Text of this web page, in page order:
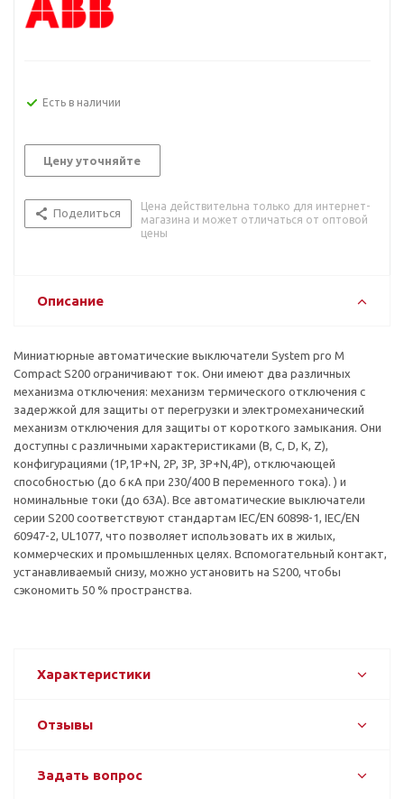
Есть в наличии
Цену уточняйте
Поделиться
Цена действительна только для интернет-
магазина и может отличаться от оптовой
цены
Описание
Миниатюрные автоматические выключатели System pro M
Compact S200 ограничивают ток. Они имеют два различных
механизма отключения: механизм термического отключения с
задержкой для защиты от перегрузки и электромеханический
механизм отключения для защиты от короткого замыкания. Они
доступны с различными характеристиками (B, C, D, K, Z),
конфигурациями (1P,1P+N, 2P, 3P, 3P+N,4P), отключающей
способностью (до 6 кА при 230/400 В переменного тока). ) и
номинальные токи (до 63А). Все автоматические выключатели
серии S200 соответствуют стандартам IEC/EN 60898-1, IEC/EN
60947-2, UL1077, что позволяет использовать их в жилых,
коммерческих и промышленных целях. Вспомогательный контакт,
устанавливаемый снизу, можно установить на S200, чтобы
сэкономить 50 % пространства.
Характеристики
Отзывы
Задать вопрос